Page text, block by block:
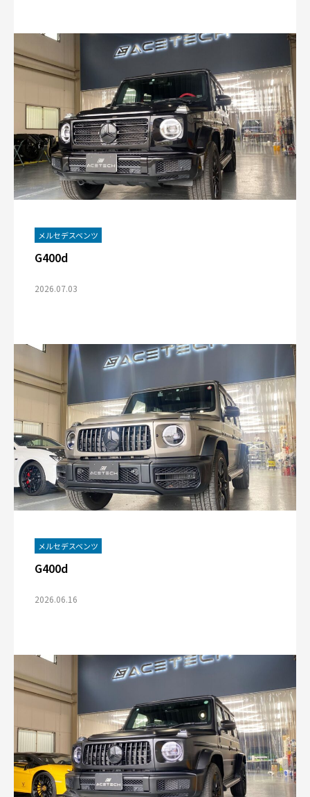
メルセデスベンツ
G400d
2026.07.03
メルセデスベンツ
G400d
2026.06.16